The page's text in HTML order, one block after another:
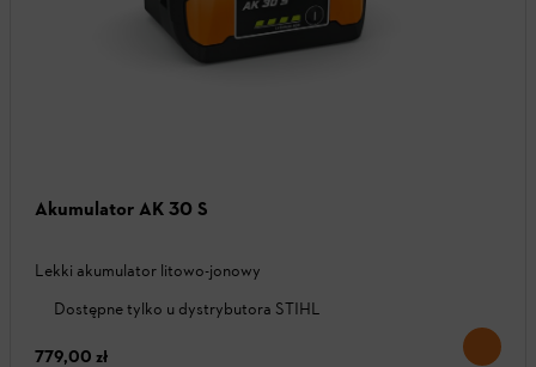
Akumulator AK 30 S
Lekki akumulator litowo-jonowy
Dostępne tylko u dystrybutora STIHL
779,00 zł